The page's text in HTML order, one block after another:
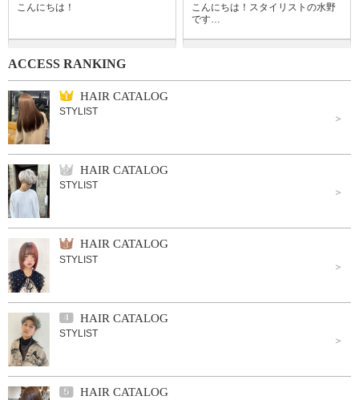
こんにちは！
こんにちは！スタイリストの水野
です…
ACCESS RANKING
HAIR CATALOG
STYLIST
HAIR CATALOG
STYLIST
HAIR CATALOG
STYLIST
HAIR CATALOG
STYLIST
HAIR CATALOG